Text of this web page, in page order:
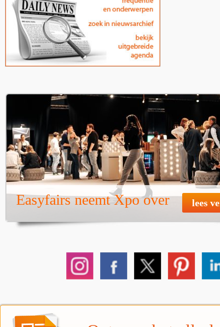
Easyfairs neemt Xpo over lees